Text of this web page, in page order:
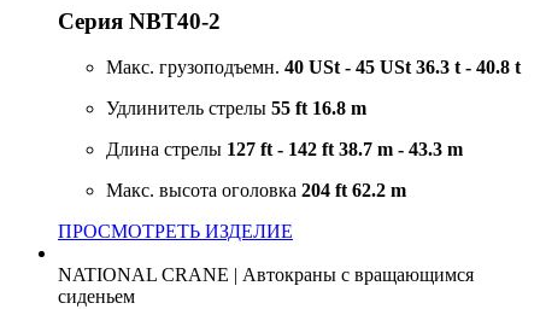
Серия NBT40-2
Макс. грузоподъемн. 40 USt - 45 USt 36.3 t - 40.8 t
Удлинитель стрелы 55 ft 16.8 m
Длина стрелы 127 ft - 142 ft 38.7 m - 43.3 m
Макс. высота оголовка 204 ft 62.2 m
ПРОСМОТРЕТЬ ИЗДЕЛИЕ
NATIONAL CRANE | Автокраны с вращающимся
сиденьем